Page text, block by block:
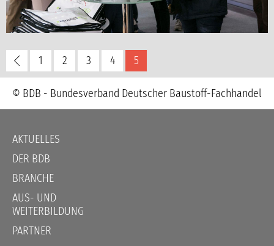
1 2 3 4 5
© BDB - Bundesverband Deutscher Baustoff-Fachhandel
Navigation
überspringen
AKTUELLES
DER BDB
BRANCHE
AUS- UND
WEITERBILDUNG
PARTNER